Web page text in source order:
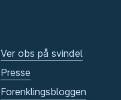
Ver obs på svindel
Presse
Forenklingsbloggen